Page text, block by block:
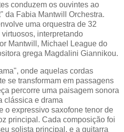
conduzem os ouvintes ao
da Fabia Mantwill Orchestra.
uma orquestra de 32
interpretando
Mantwill, Michael League do
grega Magdalini Giannikou.
onde aquelas cordas
se transformam em passagens
percorre uma paisagem sonora
clássica e drama
o expressivo saxofone tenor de
principal. Cada composição foi
solista principal, e a guitarra